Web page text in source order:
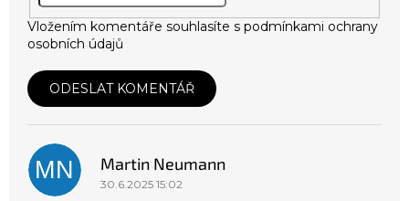
Vložením komentáře souhlasíte s podmínkami ochrany
osobních údajů
ODESLAT KOMENTÁŘ
ý
p
i
sMN Martin Neumann
30.6.2025 15:02